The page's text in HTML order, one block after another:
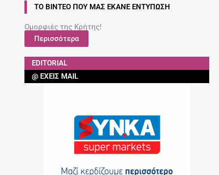
ΤΟ ΒΊΝΤΕΟ ΠΟΥ ΜΑΣ ΈΚΑΝΕ ΕΝΤΎΠΩΣΗ
Ομορφιές της Κρήτης!
Περισσότερα
EDITORIAL
@ ΈΧΕΙΣ MAIL